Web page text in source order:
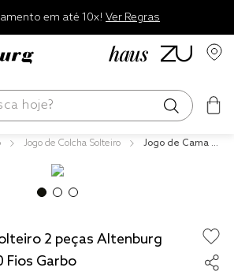
em até 10x! Ver Regras
Jogo de Colcha Solteiro
Jogo de Cama S
2 peças Altenburg
Fios Garbo